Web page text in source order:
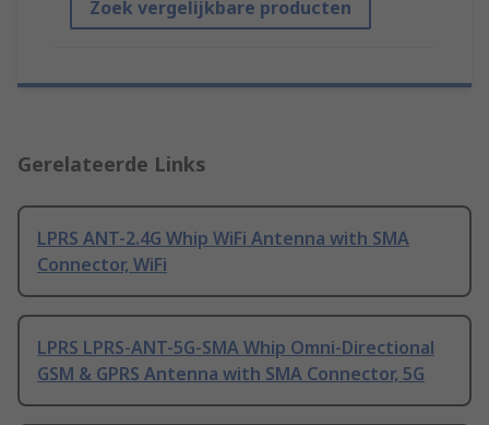
Zoek vergelijkbare producten
Gerelateerde Links
LPRS ANT-2.4G Whip WiFi Antenna with SMA
Connector, WiFi
LPRS LPRS-ANT-5G-SMA Whip Omni-Directional
GSM & GPRS Antenna with SMA Connector, 5G